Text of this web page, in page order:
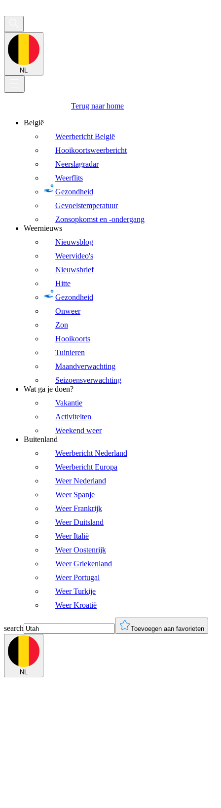
NL
Terug naar home
België
Weerbericht België
Hooikoortsweerbericht
Neerslagradar
Weerflits
Gezondheid
Gevoelstemperatuur
Zonsopkomst en -ondergang
Weernieuws
Nieuwsblog
Weervideo's
Nieuwsbrief
Hitte
Gezondheid
Onweer
Zon
Hooikoorts
Tuinieren
Maandverwachting
Seizoensverwachting
Wat ga je doen?
Vakantie
Activiteiten
Weekend weer
Buitenland
Weerbericht Nederland
Weerbericht Europa
Weer Nederland
Weer Spanje
Weer Frankrijk
Weer Duitsland
Weer Italië
Weer Oostenrijk
Weer Griekenland
Weer Portugal
Weer Turkije
Weer Kroatië
search Toevoegen aan favorieten
NL